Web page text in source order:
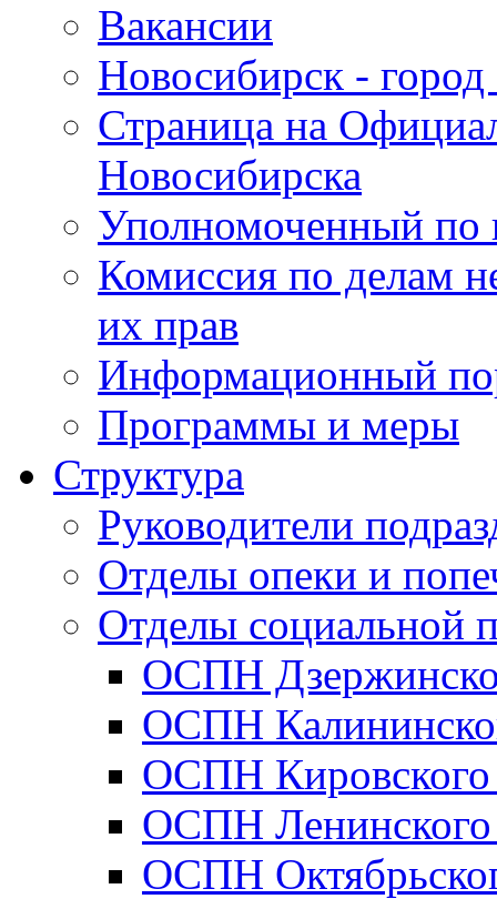
Вакансии
Новосибирск -
Страница на
Новосибирска
Уполномоченный по
Комиссия по делам
их прав
Информационный
Программы и меры
Структура
Руководители
Отделы опеки и
Отделы социальной
ОСПН
ОСПН
ОСПН Кировского
ОСПН Ленинского
ОСПН